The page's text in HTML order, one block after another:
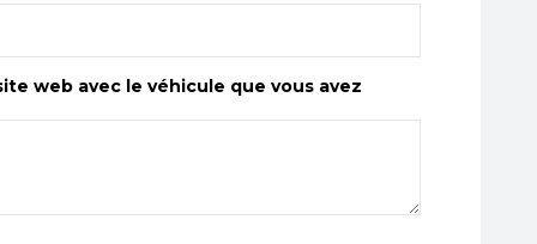
web avec le véhicule que vous avez